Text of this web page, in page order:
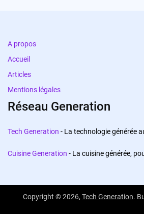
A propos
Accueil
Articles
Mentions légales
Réseau Generation
Tech Generation - La technologie générée
Cuisine Generation - La cuisine générée,
Copyright © 2026, Tech Generation.